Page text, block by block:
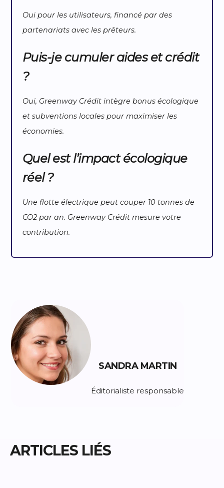
Oui pour les utilisateurs, financé par des
partenariats avec les prêteurs.
Puis-je cumuler aides et crédit
?
Oui, Greenway Créditintègre bonus écologique
et subventions locales pour maximiser les
économies.
Quel est l’impact écologique
réel ?
Une flotte électrique peut couper 10 tonnes de
CO2 par an. Greenway Créditmesure votre
contribution.
SANDRA MARTIN
Éditorialiste responsable
ARTICLES LIÉS